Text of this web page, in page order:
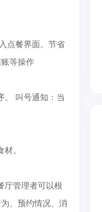
点餐界面。节省
等操作
叫号通知：当
。
厅管理者可以根
、预约情况、消